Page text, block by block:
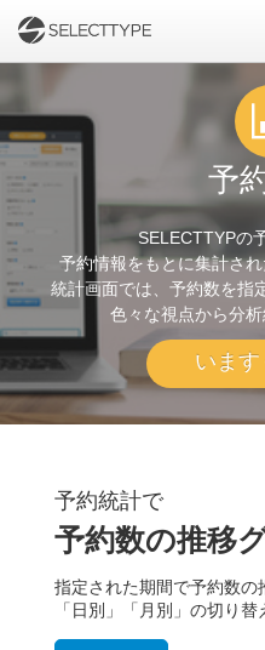
予
SELECTTYPの
予約情報をもとに集計さ
統計画面では、予約数を指
色々な視点から分
いま
予約統計で
予約数の推移
指定された期間で予約数の
「日別」「月別」の切り替